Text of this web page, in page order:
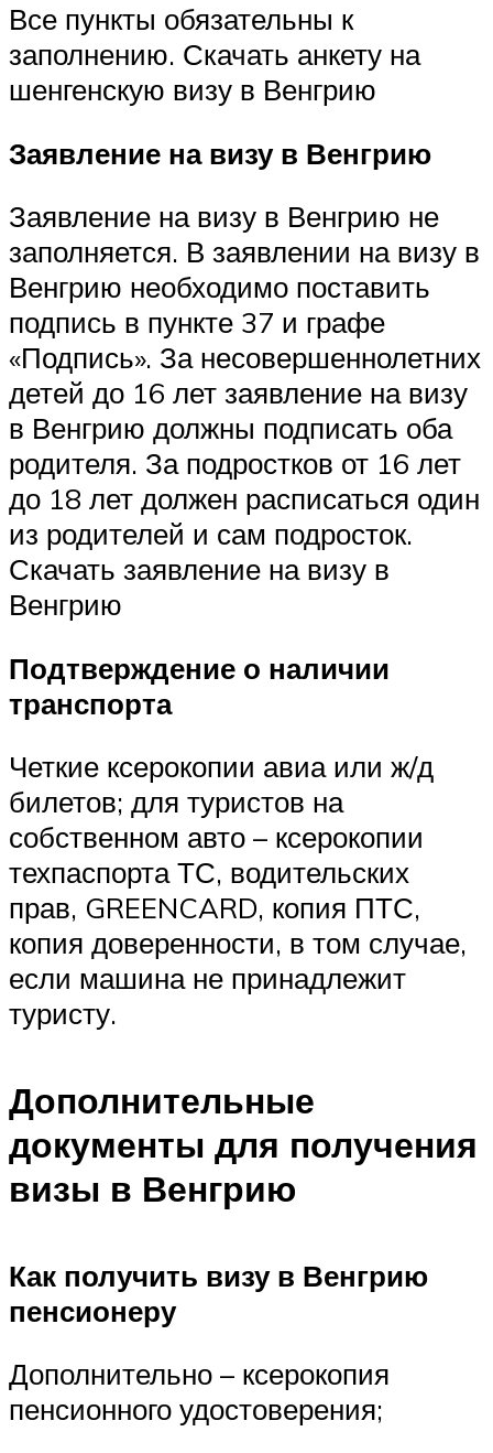
Все пункты обязательны к
заполнению. Скачать анкету на
шенгенскую визу в Венгрию
Заявление на визу в Венгрию
Заявление на визу в Венгрию не
заполняется. В заявлении на визу в
Венгрию необходимо поставить
подпись в пункте 37 и графе
«Подпись». За несовершеннолетних
детей до 16 лет заявление на визу
в Венгрию должны подписать оба
родителя. За подростков от 16 лет
до 18 лет должен расписаться один
из родителей и сам подросток.
Скачать заявление на визу в
Венгрию
Подтверждение о наличии
транспорта
Четкие ксерокопии авиа или ж/д
билетов; для туристов на
собственном авто – ксерокопии
техпаспорта ТС, водительских
прав, GREENCARD, копия ПТС,
копия доверенности, в том случае,
если машина не принадлежит
туристу.
Дополнительные
документы для получения
визы в Венгрию
Как получить визу в Венгрию
пенсионеру
Дополнительно – ксерокопия
пенсионного удостоверения;